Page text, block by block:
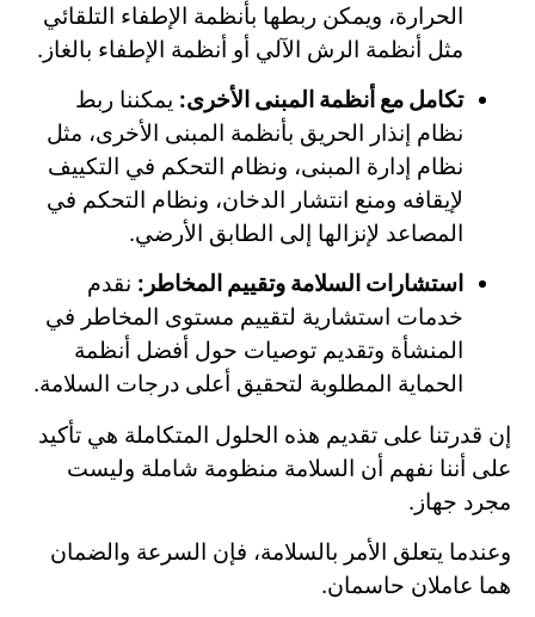
الحرارة، ويمكن ربطها بأنظمة الإطفاء التلقائي
مثل أنظمة الرش الآلي أو أنظمة الإطفاء بالغاز.
تكامل مع أنظمة المبنى الأخرى: يمكننا ربط
نظام إنذار الحريق بأنظمة المبنى الأخرى، مثل
نظام إدارة المبنى، ونظام التحكم في التكييف
لإيقافه ومنع انتشار الدخان، ونظام التحكم في
المصاعد لإنزالها إلى الطابق الأرضي.
استشارات السلامة وتقييم المخاطر: نقدم
خدمات استشارية لتقييم مستوى المخاطر في
المنشأة وتقديم توصيات حول أفضل أنظمة
الحماية المطلوبة لتحقيق أعلى درجات السلامة.
إن قدرتنا على تقديم هذه الحلول المتكاملة هي تأكيد
على أننا نفهم أن السلامة منظومة شاملة وليست
مجرد جهاز.
وعندما يتعلق الأمر بالسلامة، فإن السرعة والضمان
هما عاملان حاسمان.